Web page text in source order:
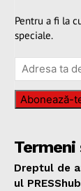
Pentru a fi la
speciale.
Abonează-
Dreptul de
ul